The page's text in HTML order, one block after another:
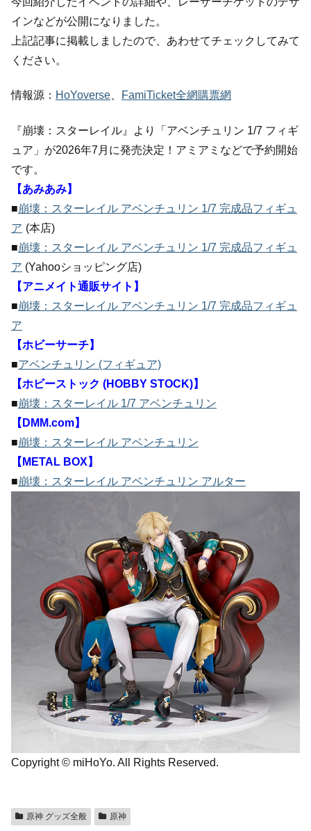
インなどが公開になりました。
上記記事に掲載しましたので、あわせてチェックしてみて
ください。
情報源： HoYoverse、 FamiTicket全網購票網
『崩壊：スターレイル』より「アベンチュリン 1/7 フィギ
ュア」が2026年7月に発売決定！アミアミなどで予約開始
です。
【あみあみ】
■崩壊：スターレイル アベンチュリン 1/7 完成品フィギュ
ア (本店)
■崩壊：スターレイル アベンチュリン 1/7 完成品フィギュ
ア (Yahooショッピング店)
【アニメイト通販サイト】
■崩壊：スターレイル アベンチュリン 1/7 完成品フィギュ
ア
【ホビーサーチ】
■アベンチュリン (フィギュア)
【ホビーストック (HOBBY STOCK)】
■崩壊：スターレイル 1/7 アベンチュリン
【DMM.com】
■崩壊：スターレイル アベンチュリン
【METAL BOX】
■崩壊：スターレイル アベンチュリン アルター
Copyright © miHoYo. All Rights Reserved.
原神 グッズ全般 原神